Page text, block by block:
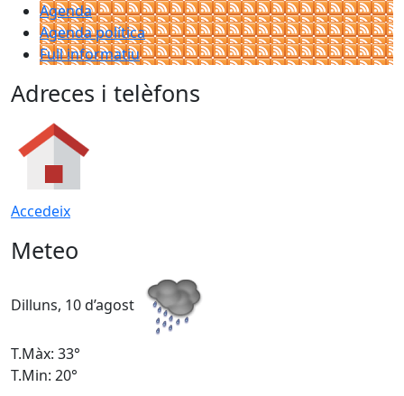
Agenda
Agenda política
Full informatiu
Adreces i telèfons
Accedeix
Meteo
Dilluns, 10 d’agost
T.Màx: 33°
T.Min: 20°